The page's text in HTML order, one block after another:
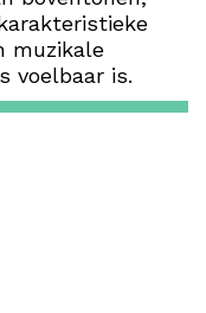
muzikale
voelbaar is.